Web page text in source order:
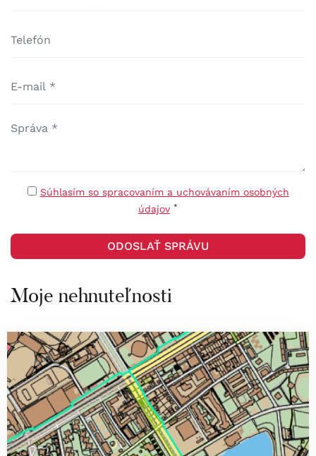
Súhlasím so spracovaním a uchovávaním osobných
údajov *
Moje nehnuteľnosti